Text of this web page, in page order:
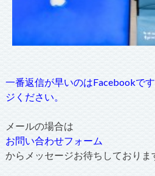
一番返信が早いのはFacebookで
ジください。
メールの場合は
お問い合わせフォーム
からメッセージお待ちしておりま